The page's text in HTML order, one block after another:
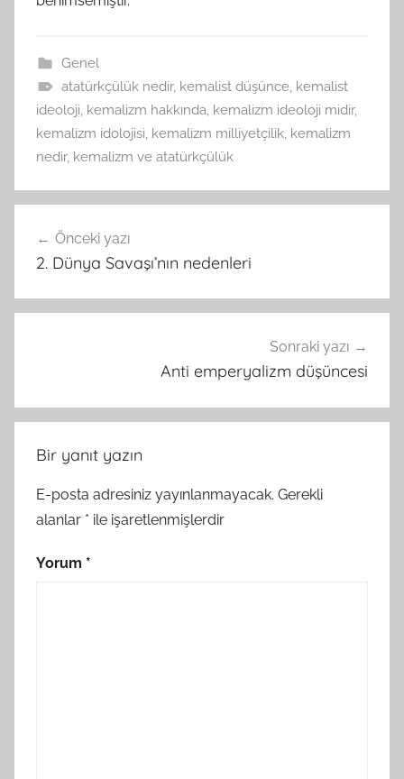
Genel
atatürkçülük nedir, kemalist düşünce, kemalist
ideoloji kemalizm hakkında kemalizm ideoloji midir,
kemalizm idolojisi kemalizm milliyetçilik kemalizm
nedir, kemalizm ve atatürkçülük
gezinmesi
Önceki yazı
2. Dünya Savaşı’nın nedenleri
Sonraki yazı
Anti emperyalizm düşüncesi
Bir yanıt yazın
E-posta adresiniz yayınlanmayacak. Gerekli
alanlar * ile işaretlenmişlerdir
Yorum *